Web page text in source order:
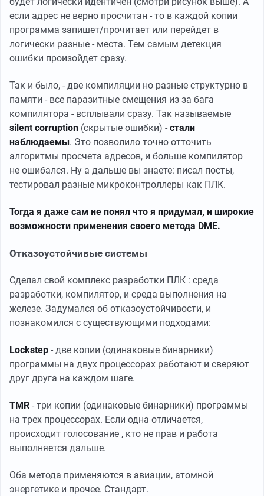
если адрес не верно просчитан - то в каждой копии
программа запишет/прочитает или перейдет в
логически разные - места. Тем самым детекция
ошибки произойдет сразу.
Так и было, - две компиляции но разные структурно в
памяти - все паразитные смещения из за бага
компилятора - всплывали сразу. Так называемые
silent corruption (скрытые ошибки) - стали
наблюдаемы. Это позволило точно отточить
алгоритмы просчета адресов, и больше компилятор
не ошибался. Ну а дальше вы знаете: писал посты,
тестировал разные микроконтроллеры как ПЛК.
Тогда я даже сам не понял что я придумал, и широкие
возможности применения своего метода DME.
Отказоустойчивые системы
Сделал свой комплекс разработки ПЛК : среда
разработки, компилятор, и среда выполнения на
железе. Задумался об отказоустойчивости, и
познакомился с существующими подходами:
Lockstep - две копии (одинаковые бинарники)
программы на двух процессорах работают и сверяют
друг друга на каждом шаге.
TMR - три копии (одинаковые бинарники) программы
на трех процессорах. Если одна отличается,
происходит голосование , кто не прав и работа
выполняется дальше.
Оба метода применяются в авиации, атомной
энергетике и прочее. Стандарт.